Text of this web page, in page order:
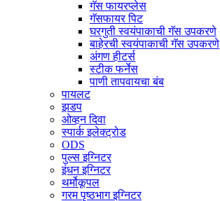
गॅस फायरप्लेस
गॅसफायर पिट
घरगुती स्वयंपाकाची गॅस उपकरणे
बाहेरची स्वयंपाकाची गॅस उपकरणे
अंगण हीटर्स
स्टीक फर्नेस
पाणी तापवायचा बंब
पायलट
झडप
ओव्हन दिवा
स्पार्क इलेक्ट्रोड
ODS
पुल्स इग्निटर
इंधन इग्निटर
थर्मोकूपल
गरम पृष्ठभाग इग्निटर